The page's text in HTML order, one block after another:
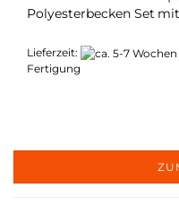
Polyesterbecken Set
Lieferzeit:
Fertigung